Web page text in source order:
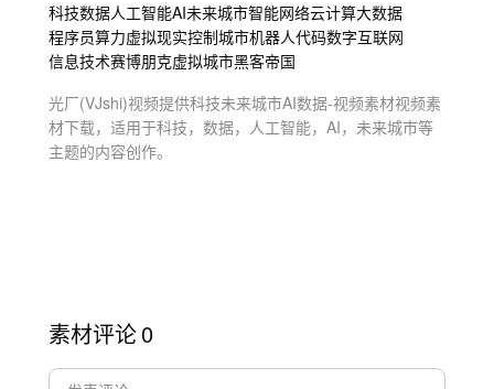
科技数据人工智能AI未来城市智能网络云计算大数据
程序员算力虚拟现实控制城市机器人代码数字互联网
信息技术赛博朋克虚拟城市黑客帝国
光厂(VJshi)视频提供科技未来城市AI数据-视频素材视频素
材下载，适用于科技，数据，人工智能，AI，未来城市等
主题的内容创作。
素材评论0